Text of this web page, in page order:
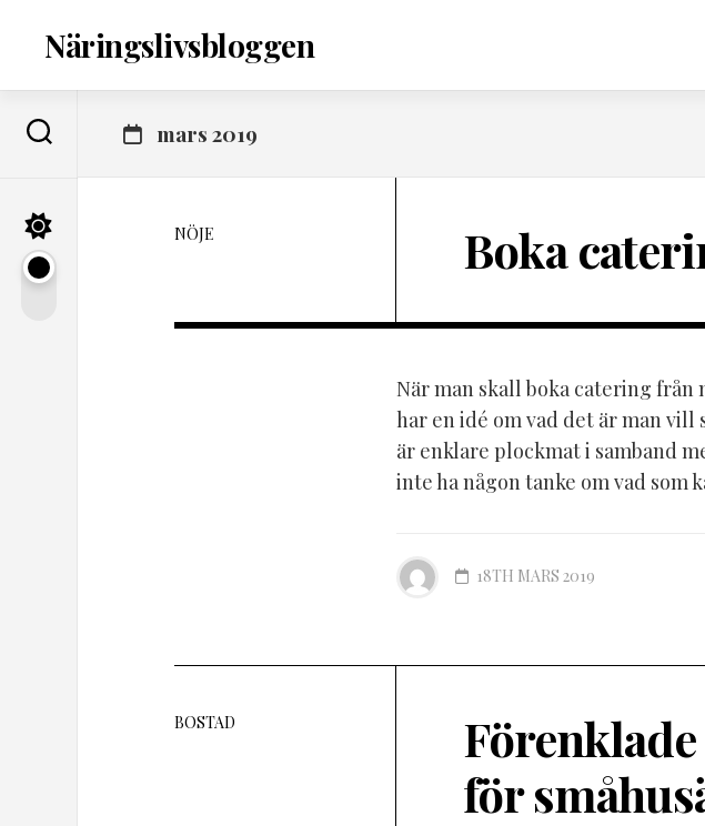
contentNäringslivsbloggen
mars 2019
NÖJE Boka
När man skall boka catering från
har en idé om vad det är man vill
är enklare plockmat i samband
inte ha någon tanke om vad som
18TH MARS 2019
BOSTAD
för